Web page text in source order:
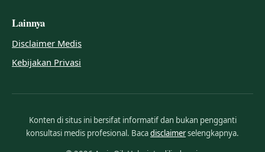
Lainnya
Disclaimer Medis
Kebijakan Privasi
Konten di situs ini bersifat informatif dan bukan pengganti
konsultasi medis profesional. Bacadisclaimerselengkapnya.